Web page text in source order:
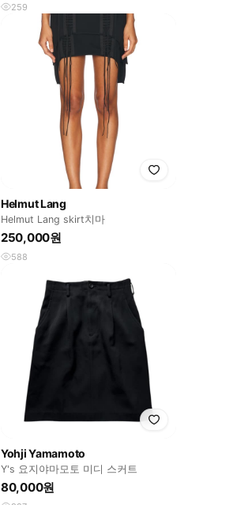
259
Helmut Lang
Helmut Lang skirt치마
250,000원
588
Yohji Yamamoto
Y's 요지야마모토 미디 스커트
80,000원